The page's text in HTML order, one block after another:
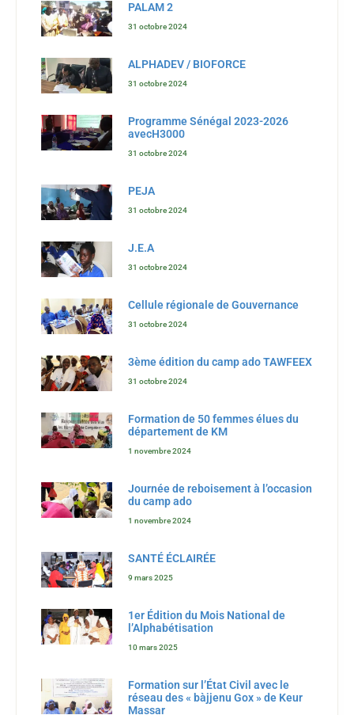
PALAM 2
31 octobre 2024
ALPHADEV / BIOFORCE
31 octobre 2024
Programme Sénégal 2023-2026
avecH3000
31 octobre 2024
PEJA
31 octobre 2024
J.E.A
31 octobre 2024
Cellule régionale de Gouvernance
31 octobre 2024
3ème édition du camp ado TAWFEEX
31 octobre 2024
Formation de 50 femmes élues du
département de KM
1 novembre 2024
Journée de reboisement à l’occasion
du camp ado
1 novembre 2024
SANTÉ ÉCLAIRÉE
9 mars 2025
1er Édition du Mois National de
l’Alphabétisation
10 mars 2025
Formation sur l’État Civil avec le
réseau des « bàjjenu Gox » de Keur
Massar